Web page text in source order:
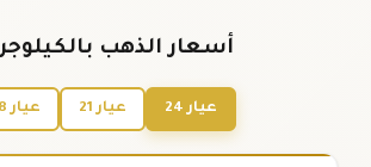
أسعار الذهب
عيار 24 عيار 21 عيار 18